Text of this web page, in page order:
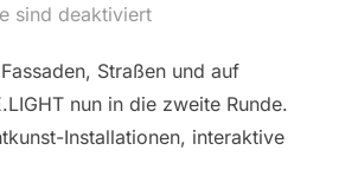
sind deaktiviert
Straßen und auf
nun in die zweite Runde.
Installationen, interaktive